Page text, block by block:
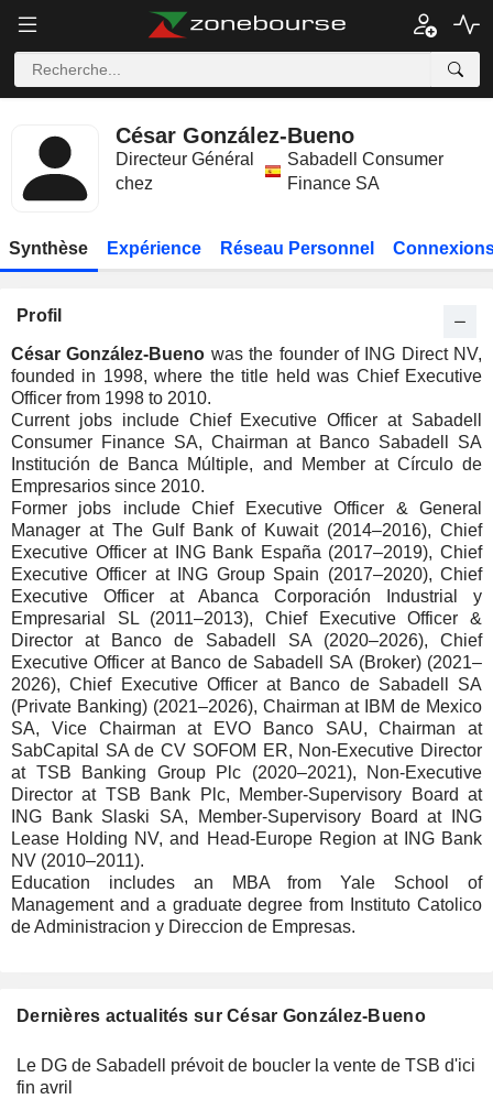
César González-Bueno
Directeur Général
chez
Sabadell Consumer
Finance SA
Synthèse Expérience Réseau Personnel
Profil
César González-Bueno was the founder of ING Direct NV,
founded in 1998, where the title held was Chief Executive
Officer from 1998 to 2010.
Current jobs include Chief Executive Officer at Sabadell
Consumer Finance SA, Chairman at Banco Sabadell SA
Institución de Banca Múltiple, and Member at Círculo de
Empresarios since 2010.
Former jobs include Chief Executive Officer & General
Manager at The Gulf Bank of Kuwait (2014–2016), Chief
Executive Officer at ING Bank España (2017–2019), Chief
Executive Officer at ING Group Spain (2017–2020), Chief
Executive Officer at Abanca Corporación Industrial y
Empresarial SL (2011–2013), Chief Executive Officer &
Director at Banco de Sabadell SA (2020–2026), Chief
Executive Officer at Banco de Sabadell SA (Broker) (2021–
2026), Chief Executive Officer at Banco de Sabadell SA
(Private Banking) (2021–2026), Chairman at IBM de Mexico
SA, Vice Chairman at EVO Banco SAU, Chairman at
SabCapital SA de CV SOFOM ER, Non-Executive Director
at TSB Banking Group Plc (2020–2021), Non-Executive
Director at TSB Bank Plc, Member-Supervisory Board at
ING Bank Slaski SA, Member-Supervisory Board at ING
Lease Holding NV, and Head-Europe Region at ING Bank
NV (2010–2011).
Education includes an MBA from Yale School of
Management and a graduate degree from Instituto Catolico
de Administracion y Direccion de Empresas.
Dernières actualités sur César González-Bueno
Le DG de Sabadell prévoit de boucler la vente de TSB d'ici
fin avril